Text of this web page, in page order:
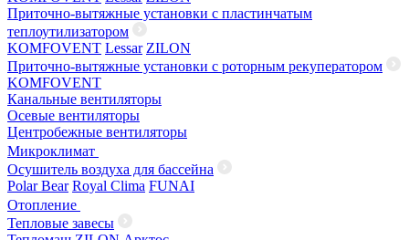
Приточно-вытяжные установки с пластинчатым
теплоутилизатором
KOMFOVENT Lessar ZILON
Приточно-вытяжные установки с роторным рекуператором
KOMFOVENT
Канальные вентиляторы
Осевые вентиляторы
Центробежные вентиляторы
Микроклимат
Осушитель воздуха для бассейна
Polar Bear Royal Clima FUNAI
Отопление
Тепловые завесы